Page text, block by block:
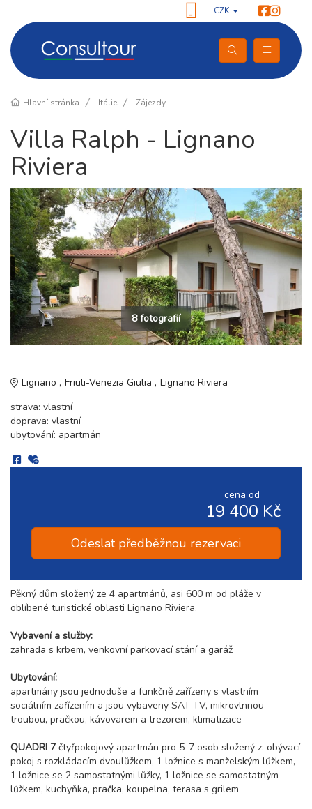
CZK
Hlavní stránka Itálie Zájezdy
Villa Ralph - Lignano
Riviera
8 fotografií
Lignano Friuli-Venezia Giulia
Lignano Riviera
strava: vlastní
doprava: vlastní
ubytování: apartmán
cena od
19 400 Kč
Odeslat předběžnou rezervaci
Pěkný dům složený ze 4 apartmánů, asi 600 m od pláže v
oblíbené turistické oblasti Lignano Riviera.
Vybavení a služby:
zahrada s krbem, venkovní parkovací stání a garáž
Ubytování:
apartmány jsou jednoduše a funkčně zařízeny s vlastním
sociálním zařízením a jsou vybaveny SAT-TV, mikrovlnnou
troubou, pračkou, kávovarem a trezorem, klimatizace
QUADRI 7 čtyřpokojový apartmán pro 5-7 osob složený z: obývací
pokoj s rozkládacím dvoulůžkem, 1 ložnice s manželským lůžkem,
1 ložnice se 2 samostatnými lůžky, 1 ložnice se samostatným
lůžkem, kuchyňka, pračka, koupelna, terasa s grilem